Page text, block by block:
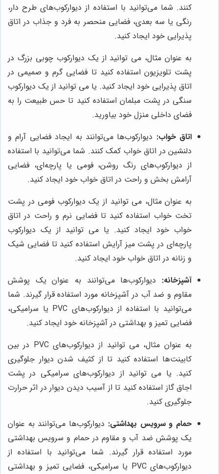
کنند. شما می‌توانید با استفاده از دیوارکوب‌های طرح دار،
رنگی یا سه بعدی، فضایی منحصر به فرد و جذاب در اتاق
پذیرایی خود ایجاد کنید.
به عنوان مثال، می توانید از یک دیوارکوب چوبی بزرگ در
پشت تلویزیون استفاده کنید تا فضایی گرم و صمیمی در
اتاق پذیرایی خود ایجاد کنید. یا می توانید از یک دیوارکوب
سنگی در پشت مبلمان استفاده کنید تا حس طبیعت را به
فضای داخلی منزل خود بیاورید.
اتاق خواب: دیوارکوب‌ها می‌توانند به ایجاد فضایی آرام و
دلنشین در اتاق خواب کمک کنند. شما می‌توانید با استفاده
از دیوارکوب‌های رنگ روشن، فومی یا پارچه‌ای، فضایی
آرامش بخش و راحت در اتاق خواب خود ایجاد کنید.
به عنوان مثال، می توانید از یک دیوارکوب فومی در پشت
تخت خواب استفاده کنید تا فضایی نرم و راحت در اتاق
خواب خود ایجاد کنید. یا می توانید از یک دیوارکوب
پارچه‌ای در پشت میز آرایش استفاده کنید تا فضایی شیک
و زنانه در اتاق خواب خود ایجاد کنید.
آشپزخانه: دیوارکوب‌ها می‌توانند به عنوان یک پوشش
مقاوم و ضد آب در آشپزخانه مورد استفاده قرار گیرند. شما
می‌توانید با استفاده از دیوارکوب‌های PVC یا سرامیکی،
فضایی تمیز و بهداشتی در آشپزخانه خود ایجاد کنید.
به عنوان مثال، می توانید از دیوارکوب‌های PVC در بین
کابینت‌ها استفاده کنید تا از کثیف شدن دیوار جلوگیری
کنید. یا می توانید از دیوارکوب‌های سرامیکی در پشت
اجاق گاز استفاده کنید تا از آسیب دیدن دیوار در اثر حرارت
جلوگیری کنید.
حمام و سرویس بهداشتی: دیوارکوب‌ها می‌توانند به عنوان
یک پوشش ضد آب و مقاوم در حمام و سرویس بهداشتی
مورد استفاده قرار گیرند. شما می‌توانید با استفاده از
دیوارکوب‌های PVC یا سرامیکی، فضایی تمیز و بهداشتی